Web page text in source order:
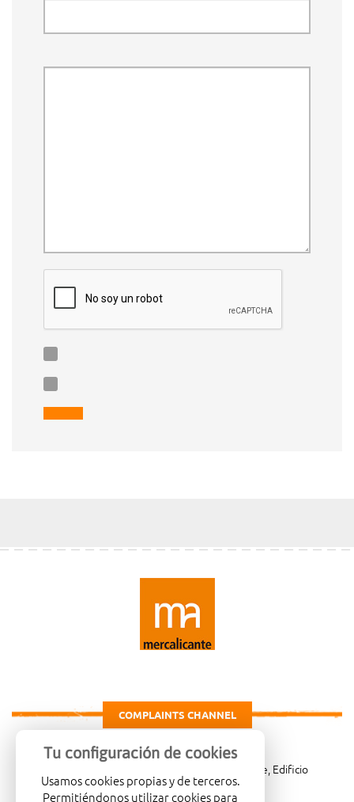
COMPLAINTS CHANNEL
Carretera de Madrid Km. 4, 03007 Alicante, Edificio
Administrativo, planta 3ª
Tu configuración de cookies
Usamos cookies propias y de terceros.
Permitiéndonos utilizar cookies para